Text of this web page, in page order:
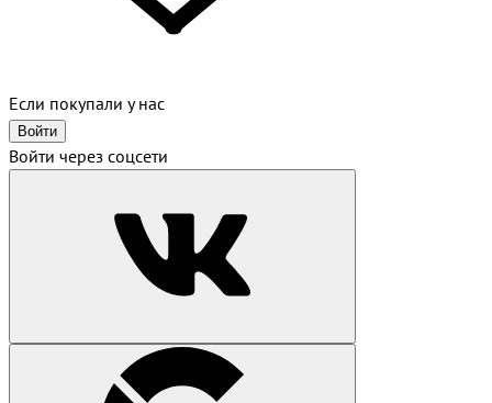
Если покупали у нас
Войти
Войти через соцсети